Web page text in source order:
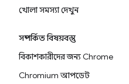
খোলা সমস্যা দেখুন
সম্পর্কিত বিষয়বস্তু
বিকাশকারীদের জন্য Chrome
Chromium আপডেট